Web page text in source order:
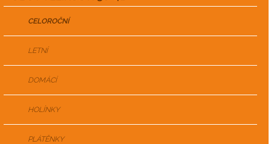
CELOROČNÍ
LETNÍ
DOMÁCÍ
HOLÍNKY
PLÁTĚNKY